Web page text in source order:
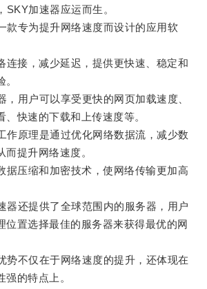
加速器应运而生。
专为提升网络速度而设计的应用软
接，减少延迟，提供更快速、稳定和
用户可以享受更快的网页加载速度、
、快速的下载和上传速度等。
原理是通过优化网络数据流，减少数
提升网络速度。
压缩和加密技术，使网络传输更加高
还提供了全球范围内的服务器，用户
位置选择最佳的服务器来获得最优的网
不仅在于网络速度的提升，还体现在
的特点上。